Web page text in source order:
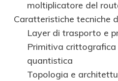
moltiplicatore del
Caratteristiche tecniche
Layer di trasporto e
Primitiva crittografica
quantistica
Topologia e